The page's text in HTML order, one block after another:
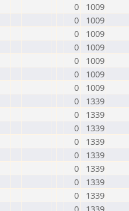
0
1009
0
1009
0
1009
0
1009
0
1009
0
1009
0
1009
0
1339
0
1339
0
1339
0
1339
0
1339
0
1339
0
1339
0
1339
0
1339